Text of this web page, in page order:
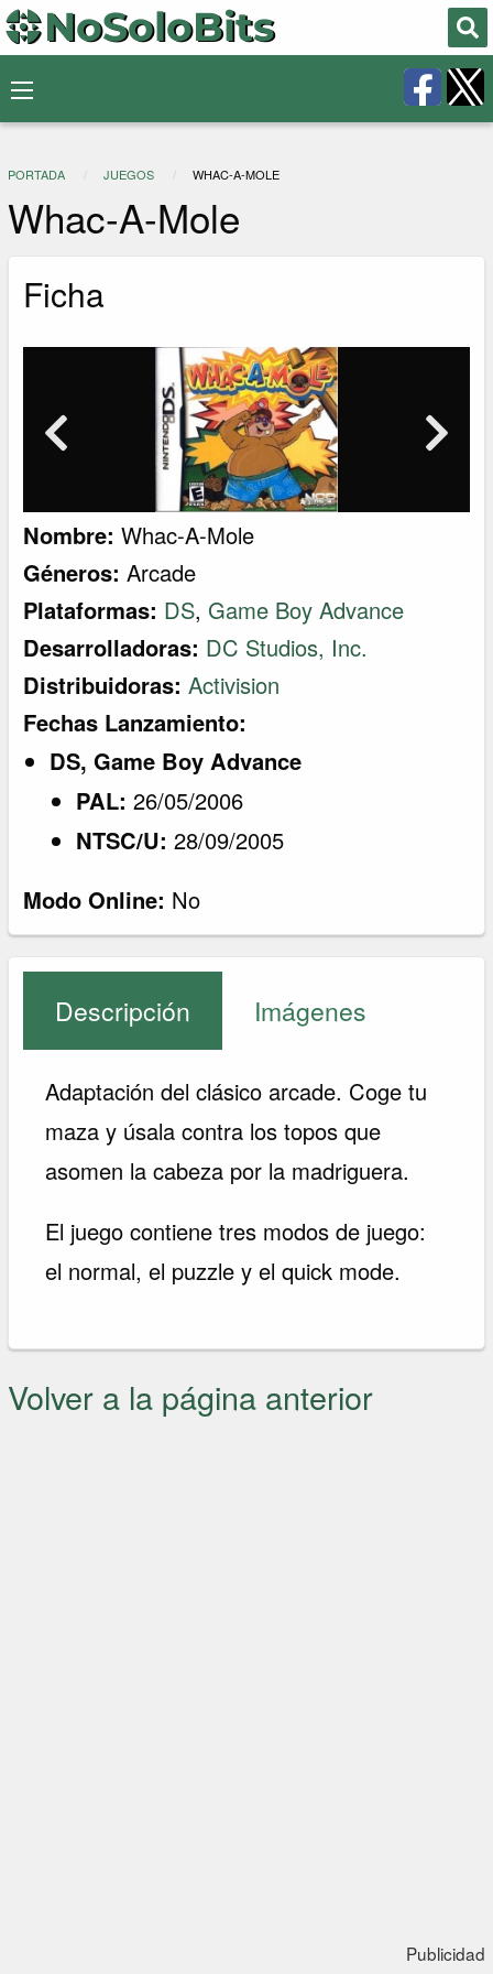
PORTADA JUEGOS WHAC-A-MOLE
Whac-A-Mole
Ficha
Nombre: Whac-A-Mole
Géneros: Arcade
Plataformas: DS, Game Boy Advance
Desarrolladoras: DC Studios, Inc.
Distribuidoras: Activision
Fechas Lanzamiento:
DS, Game Boy Advance
PAL: 26/05/2006
NTSC/U: 28/09/2005
Modo Online: No
Descripción Imágenes
Adaptación del clásico arcade. Coge tu
maza y úsala contra los topos que
asomen la cabeza por la madriguera.
El juego contiene tres modos de juego:
el normal, el puzzle y el quick mode.
Volver a la página anterior
Publicidad